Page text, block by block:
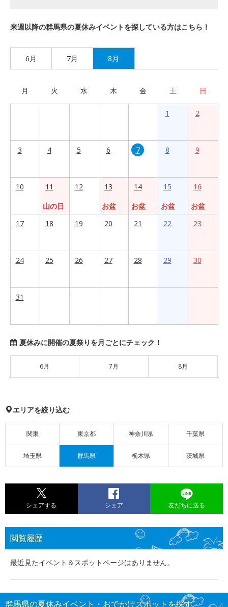
来週以降の群馬県の夏休みイベントを探している方はこちら！
6月 7月 8月
月 火 水 木 金 土 日
1 2
3 4 5 6 7 8 9
10
11
山の日
12
13
お盆
14
お盆
15
お盆
16
お盆
17
18 19 20 21 22 23
24 25 26 27 28 29 30
31
夏休みに開催の夏祭りを月ごとにチェック！
6月 7月 8月
エリアを絞り込む
関東 東京都 神奈川県 千葉県
埼玉県 群馬県 栃木県 茨城県
シェアする シェア 友だちに送る
閲覧履歴
最近見たイベント＆スポットページはありません。
群馬県の夏休みイベント・おでかけスポットを探す